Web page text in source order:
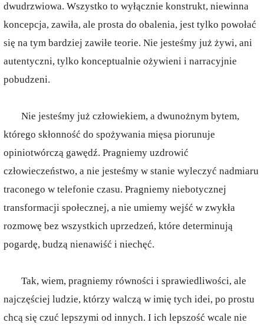
dwudrzwiowa. Wszystko to wyłącznie konstrukt, niewinna
koncepcja, zawiła, ale prosta do obalenia, jest tylko powołać
się na tym bardziej zawiłe teorie. Nie jesteśmy już żywi, ani
autentyczni, tylko konceptualnie ożywieni i narracyjnie
pobudzeni.
Nie jesteśmy już człowiekiem, a dwunożnym bytem,
którego skłonność do spożywania mięsa piorunuje
opiniotwórczą gawędź. Pragniemy uzdrowić
człowieczeństwo, a nie jesteśmy w stanie wyleczyć nadmiaru
traconego w telefonie czasu. Pragniemy niebotycznej
transformacji społecznej, a nie umiemy wejść w zwykła
rozmowę bez wszystkich uprzedzeń, które determinują
pogardę, budzą nienawiść i niechęć.
Tak, wiem, pragniemy równości i sprawiedliwości, ale
najczęściej ludzie, którzy walczą w imię tych idei, po prostu
chcą się czuć lepszymi od innych. I ich lepszość wcale nie